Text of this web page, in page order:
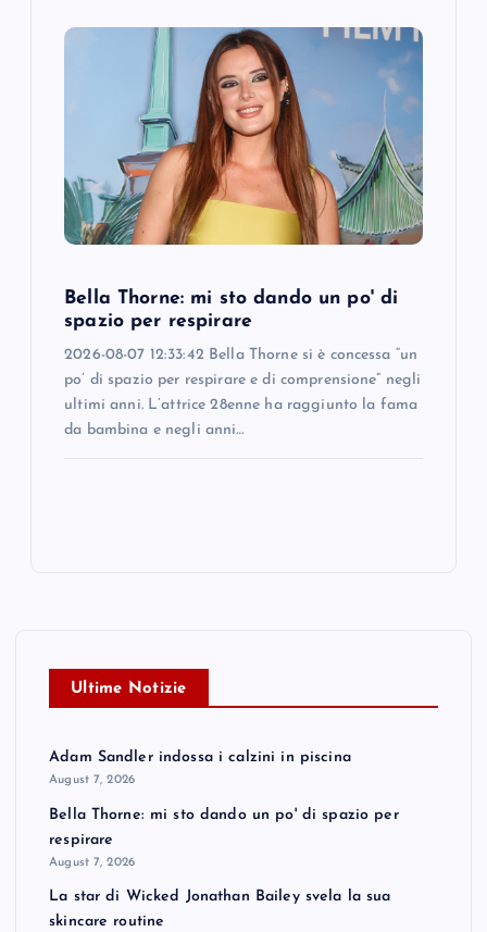
Bella Thorne: mi sto dando un po' di
spazio per respirare
2026-08-07 12:33:42 Bella Thorne si è concessa “un
po’ di spazio per respirare e di comprensione” negli
ultimi anni. L’attrice 28enne ha raggiunto la fama
da bambina e negli anni…
Ultime Notizie
Adam Sandler indossa i calzini in piscina
August 7, 2026
Bella Thorne: mi sto dando un po' di spazio per
respirare
August 7, 2026
La star di Wicked Jonathan Bailey svela la sua
skincare routine